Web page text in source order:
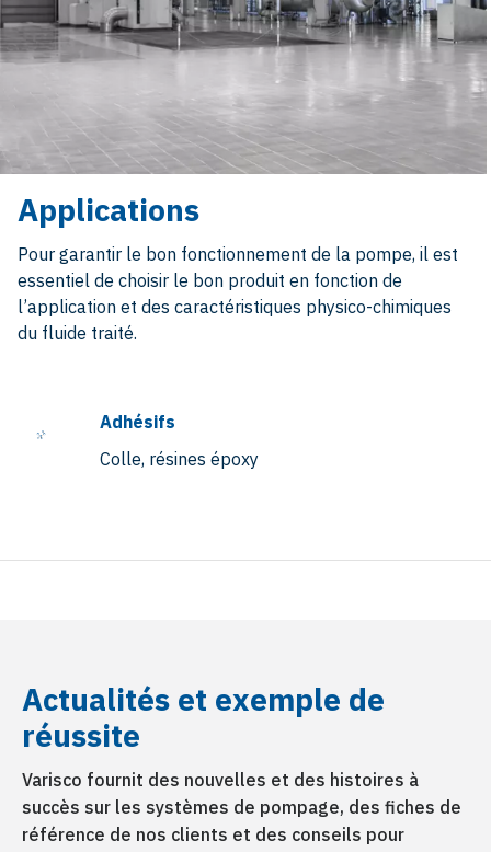
Applications
Pour garantir le bon fonctionnement de la pompe, il est
essentiel de choisir le bon produit en fonction de
l’application et des caractéristiques physico-chimiques
du fluide traité.
Adhésifs
Colle, résines époxy
peinture automobile, additifs
Actualités et exemple de
réussite
Varisco fournit des nouvelles et des histoires à
succès sur les systèmes de pompage, des fiches de
référence de nos clients et des conseils pour